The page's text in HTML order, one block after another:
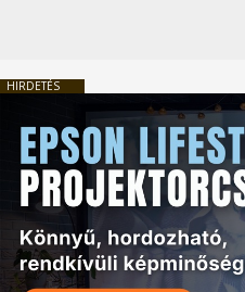
HIRDETÉS